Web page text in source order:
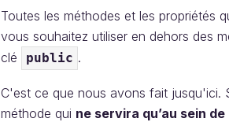
Toutes les méthodes et les propriétés
vous souhaitez utiliser en dehors des
clé
public .
C'est ce que nous avons fait jusqu'ici.
méthode qui ne servira qu’au sein